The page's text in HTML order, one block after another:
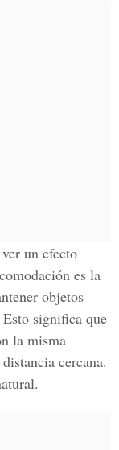
un efecto
es la
objetos
significa que
la misma
cercana.